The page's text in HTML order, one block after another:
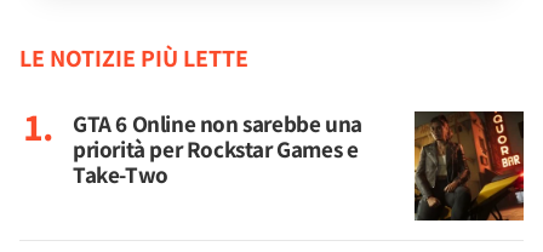
LE NOTIZIE PIÙ LETTE
GTA 6 Online non sarebbe una
priorità per Rockstar Games e
Take-Two